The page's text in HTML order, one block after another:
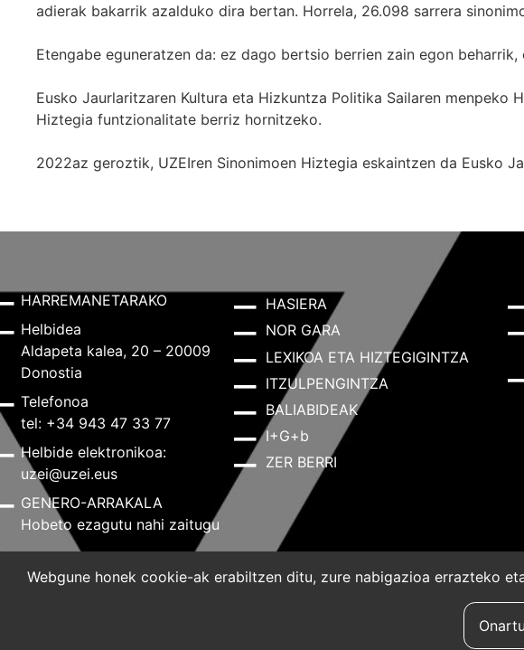
adierak bakarrik azalduko dira bertan. Horrela, 26.098 sarrera
Etengabe eguneratzen da: ez dago bertsio berrien zain egon
Eusko Jaurlaritzaren Kultura eta Hizkuntza Politika Sailaren menpeko
Hiztegia funtzionalitate berriz hornitzeko.
2022az geroztik, UZEIren Sinonimoen Hiztegia eskaintzen da Eusko
HARREMANETARAKO
Helbidea
Aldapeta kalea, 20 – 20009
Donostia
Telefonoa
tel: +34 943 47 33 77
Helbide elektronikoa:
uzei@uzei.eus
GENERO-ARRAKALA
Hobeto ezagutu nahi zaitugu
HASIERA
NOR GARA
LEXIKOA ETA HIZTEGIGINTZA
ITZULPENGINTZA
BALIABIDEAK
I+G+b
ZER BERRI
Lege-oharra Cookie-politika
Webgune honek cookie-ak erabiltzen ditu, zure nabigazioa errazteko
Onartu